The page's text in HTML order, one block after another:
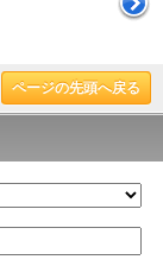
ページの先頭へ戻る